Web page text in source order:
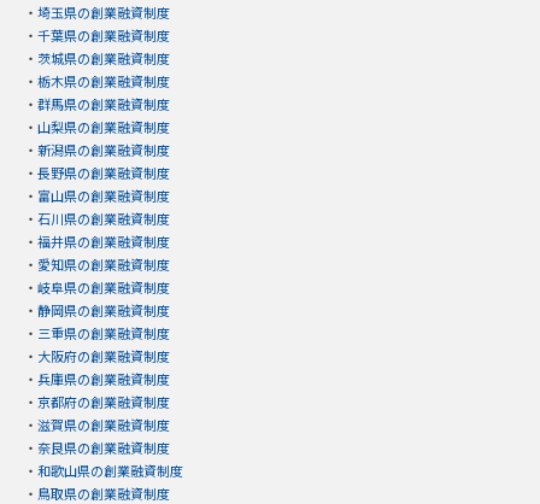
・ 埼玉県の創業融資制度
・ 千葉県の創業融資制度
・ 茨城県の創業融資制度
・ 栃木県の創業融資制度
・ 群馬県の創業融資制度
・ 山梨県の創業融資制度
・ 新潟県の創業融資制度
・ 長野県の創業融資制度
・ 富山県の創業融資制度
・ 石川県の創業融資制度
・ 福井県の創業融資制度
・ 愛知県の創業融資制度
・ 岐阜県の創業融資制度
・ 静岡県の創業融資制度
・ 三重県の創業融資制度
・ 大阪府の創業融資制度
・ 兵庫県の創業融資制度
・ 京都府の創業融資制度
・ 滋賀県の創業融資制度
・ 奈良県の創業融資制度
・ 和歌山県の創業融資制度
・ 鳥取県の創業融資制度